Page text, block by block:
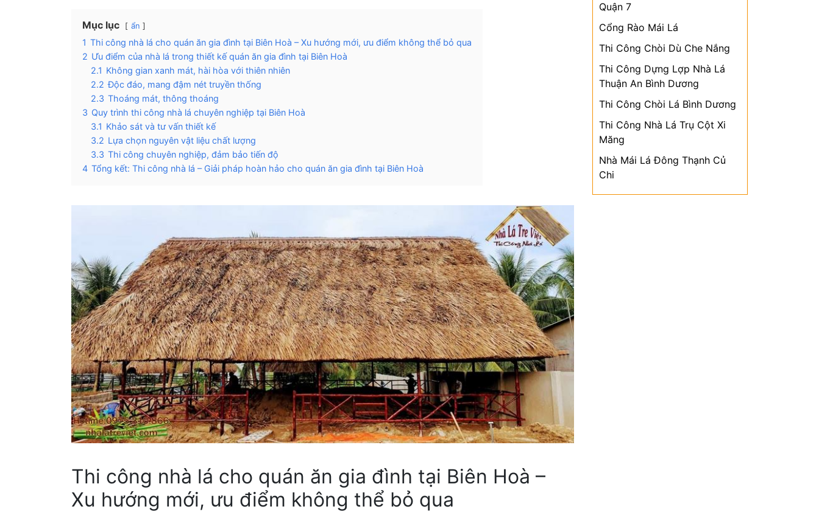
Mục lục ẩn
1 Thi công nhà lá cho quán ăn gia đình tại Biên Hoà – Xu hướng mới, ưu điểm không thể bỏ qua
2 Ưu điểm của nhà lá trong thiết kế quán ăn gia đình tại Biên Hoà
2.1 Không gian xanh mát, hài hòa với thiên nhiên
2.2 Độc đáo, mang đậm nét truyền thống
2.3 Thoáng mát, thông thoáng
3 Quy trình thi công nhà lá chuyên nghiệp tại Biên Hoà
3.1 Khảo sát và tư vấn thiết kế
3.2 Lựa chọn nguyên vật liệu chất lượng
3.3 Thi công chuyên nghiệp, đảm bảo tiến độ
4 Tổng kết: Thi công nhà lá – Giải pháp hoàn hảo cho quán ăn gia đình tại Biên Hoà
Thi công nhà lá cho quán ăn gia đình tại Biên Hoà –
Xu hướng mới, ưu điểm không thể bỏ qua
Quận 7
Cổng Rào Mái Lá
Thi Công Chòi Dù Che Nắng
Thi Công Dựng Lợp Nhà Lá
Thuận An Bình Dương
Thi Công Chòi Lá Bình Dương
Thi Công Nhà Lá Trụ Cột Xi
Măng
Nhà Mái Lá Đông Thạnh Củ
Chi